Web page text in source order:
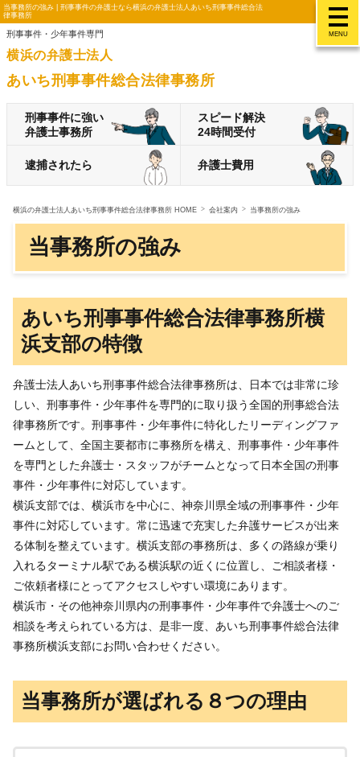
MENU
当事務所の強み | 刑事事件の弁護士なら横浜の弁護士法人あいち刑事事件総合法
律事務所
刑事事件・少年事件専門
横浜の弁護士法人
あいち刑事事件総合法律事務所
刑事事件に強い
弁護士事務所
スピード解決
24時間受付
逮捕されたら 弁護士費用
横浜の弁護士法人あいち刑事事件総合法律事務所 HOME 会社案内 当事務所の強み
当事務所の強み
あいち刑事事件総合法律事務所横
浜支部の特徴
弁護士法人あいち刑事事件総合法律事務所は、日本では非常に珍
しい、刑事事件・少年事件を専門的に取り扱う全国的刑事総合法
律事務所です。刑事事件・少年事件に特化したリーディングファ
ームとして、全国主要都市に事務所を構え、刑事事件・少年事件
を専門とした弁護士・スタッフがチームとなって日本全国の刑事
事件・少年事件に対応しています。
横浜支部では、横浜市を中心に、神奈川県全域の刑事事件・少年
事件に対応しています。常に迅速で充実した弁護サービスが出来
る体制を整えています。横浜支部の事務所は、多くの路線が乗り
入れるターミナル駅である横浜駅の近くに位置し、ご相談者様・
ご依頼者様にとってアクセスしやすい環境にあります。
横浜市・その他神奈川県内の刑事事件・少年事件で弁護士へのご
相談を考えられている方は、是非一度、あいち刑事事件総合法律
事務所横浜支部にお問い合わせください。
当事務所が選ばれる８つの理由